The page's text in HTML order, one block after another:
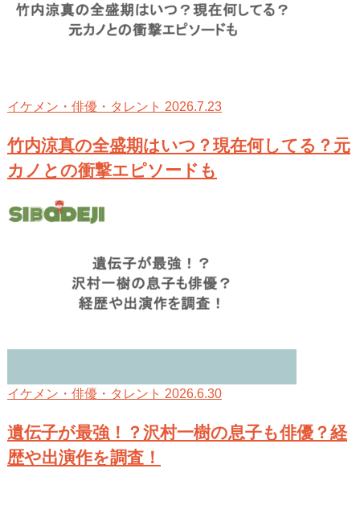
イケメン・俳優・タレント 2026.7.23
竹内涼真の全盛期はいつ？現在何してる？元
カノとの衝撃エピソードも
イケメン・俳優・タレント 2026.6.30
遺伝子が最強！？沢村一樹の息子も俳優？経
歴や出演作を調査！